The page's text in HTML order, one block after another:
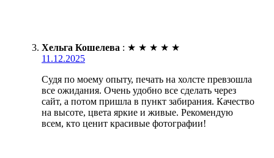
Хельга Кошелева : ★ ★ ★ ★ ★
11.12.2025
Судя по моему опыту, печать на холсте превзошла
все ожидания. Очень удобно все сделать через
сайт, а потом пришла в пункт забирания. Качество
на высоте, цвета яркие и живые. Рекомендую
всем, кто ценит красивые фотографии!